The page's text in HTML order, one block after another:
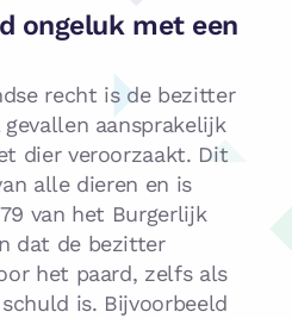
ongeluk met een
recht is de bezitter
aansprakelijk
dier veroorzaakt. Dit
alle dieren en is
van het Burgerlijk
dat de bezitter
het paard, zelfs als
is. Bijvoorbeeld